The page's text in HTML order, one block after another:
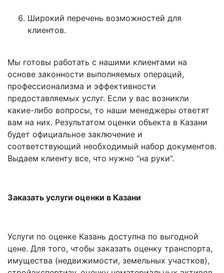
Широкий перечень возможностей для
клиентов.
Мы готовы работать с нашими клиентами на
основе законности выполняемых операций,
профессионализма и эффективности
предоставляемых услуг. Если у вас возникли
какие-либо вопросы, то наши менеджеры ответят
вам на них. Результатом оценки объекта в Казани
будет официальное заключение и
соответствующий необходимый набор документов.
Выдаем клиенту все, что нужно “на руки”.
Заказать услуги оценки в Казани
Услуги по оценке Казань доступна по выгодной
цене. Для того, чтобы заказать оценку транспорта,
имущества (недвижимости, земельных участков),